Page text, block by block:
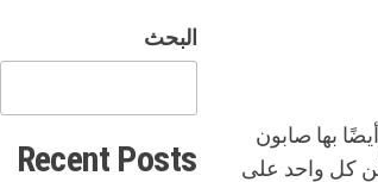
بها صابون
عن تلك المقالة عن الـ 3 عناوين ولكن كل واحد على
البحث
Recent Posts